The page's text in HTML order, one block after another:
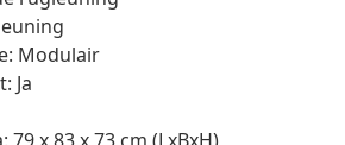
Modulair
Ja